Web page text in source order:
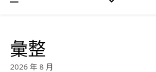
彙整
2026 年 8 月